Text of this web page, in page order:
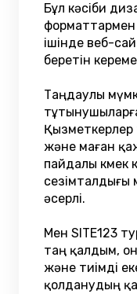
Бұл кәсіби
форматтармен
ішінде веб-
беретін
Таңдаулы
Қызметкерлер
және маған
пайдалы көмек
сезімталдығы
әсерлі.
Мен SITE123
таң қалдым,
және тиімді
қолданудың